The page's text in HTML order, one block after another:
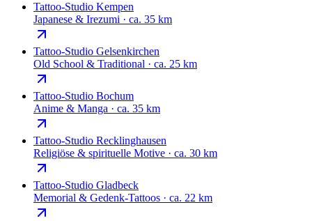
Tattoo-Studio Kempen
Japanese & Irezumi · ca. 35 km
Tattoo-Studio Gelsenkirchen
Old School & Traditional · ca. 25 km
Tattoo-Studio Bochum
Anime & Manga · ca. 35 km
Tattoo-Studio Recklinghausen
Religiöse & spirituelle Motive · ca. 30 km
Tattoo-Studio Gladbeck
Memorial & Gedenk-Tattoos · ca. 22 km